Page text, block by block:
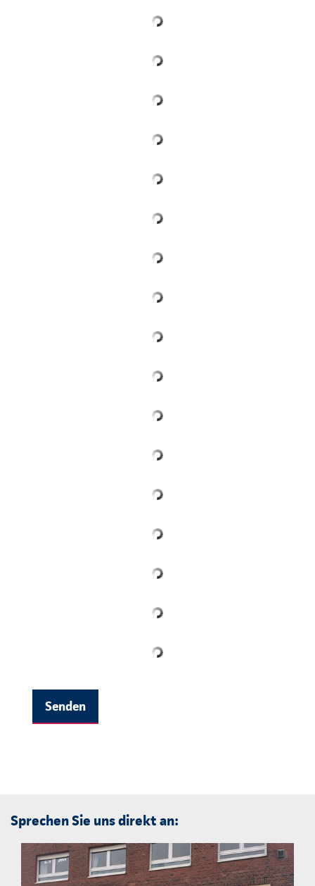
Senden
Sprechen Sie uns direkt an: